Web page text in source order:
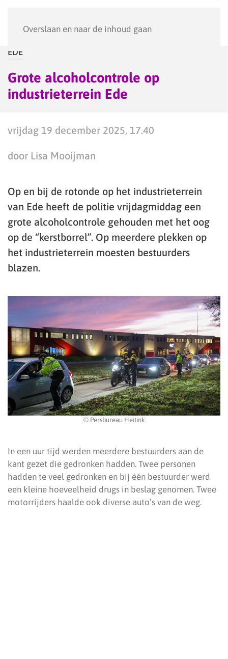
Overslaan en naar de inhoud gaan
EDE
Grote alcoholcontrole op
industrieterrein Ede
vrijdag 19 december 2025, 17.40
door Lisa Mooijman
Op en bij de rotonde op het industrieterrein
van Ede heeft de politie vrijdagmiddag een
grote alcoholcontrole gehouden met het oog
op de “kerstborrel”. Op meerdere plekken op
het industrieterrein moesten bestuurders
blazen.
© Persbureau Heitink
In een uur tijd werden meerdere bestuurders aan de
kant gezet die gedronken hadden. Twee personen
hadden te veel gedronken en bij één bestuurder werd
een kleine hoeveelheid drugs in beslag genomen. Twee
motorrijders haalde ook diverse auto’s van de weg.